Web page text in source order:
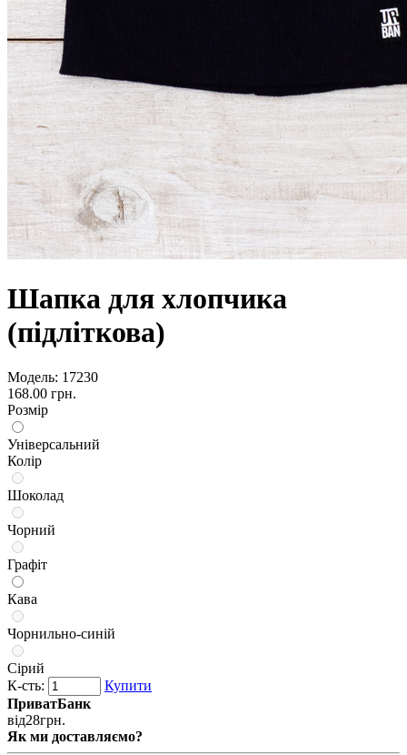
Шапка для хлопчика
(підліткова)
Модель: 17230
168.00 грн.
Розмір
Універсальний
Колір
Шоколад
Чорний
Графіт
Кава
Чорнильно-синій
Сірий
К-сть:
Купити
ПриватБанк
від28грн.
Як ми доставляємо?